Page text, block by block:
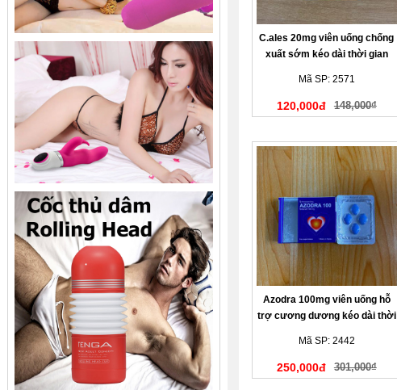
C.ales 20mg viên uống chống
xuất sớm kéo dài thời gian
Mã SP: 2571
120,000đ 148,000₫
Azodra 100mg viên uống hỗ
trợ cương dương kéo dài thời
Mã SP: 2442
250,000đ 301,000₫